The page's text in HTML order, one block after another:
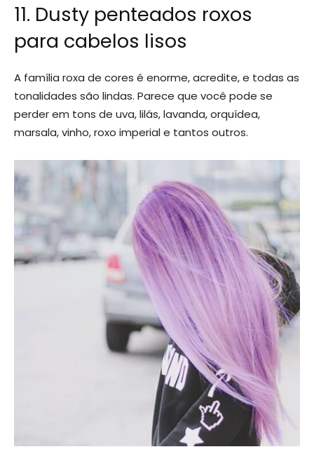
11. Dusty penteados roxos
para cabelos lisos
A família roxa de cores é enorme, acredite, e todas as
tonalidades são lindas. Parece que você pode se
perder em tons de uva, lilás, lavanda, orquídea,
marsala, vinho, roxo imperial e tantos outros.